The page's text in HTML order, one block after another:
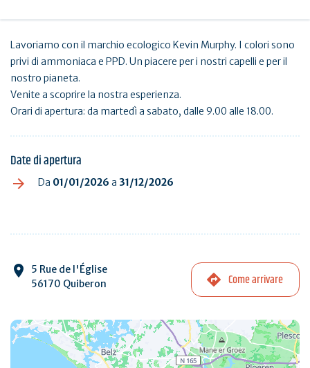
Lavoriamo con il marchio ecologico Kevin Murphy. I colori sono
privi di ammoniaca e PPD. Un piacere per i nostri capelli e per il
nostro pianeta.
Venite a scoprire la nostra esperienza.
Orari di apertura: da martedì a sabato, dalle 9.00 alle 18.00.
Date di apertura
Da 01/01/2026 a 31/12/2026
5 Rue de l'Église
56170 Quiberon
Come arrivare